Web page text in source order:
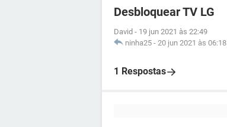
Desbloquear TV LG
David - 19 jun 2021 às 22:49
ninha25 - 20 jun 2021 às 06:18
1 Respostas